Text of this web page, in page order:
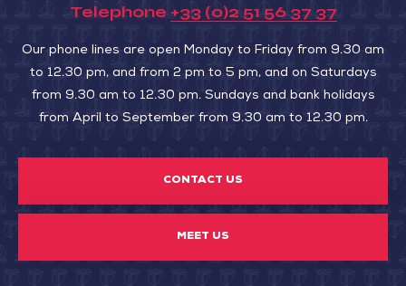
Telephone +33 (0)2 51 56 37 37
Our phone lines are open Monday to Friday from 9.30 am
to 12.30 pm, and from 2 pm to 5 pm, and on Saturdays
from 9.30 am to 12.30 pm. Sundays and bank holidays
from April to September from 9.30 am to 12.30 pm.
CONTACT US
MEET US